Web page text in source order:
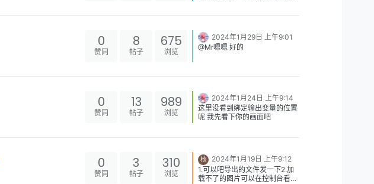
0
赞同
8
帖子
675
浏览
2024年1月29日 上午9:01
@Mr嗯嗯 好的
0
赞同
13
帖子
989
浏览
2024年1月24日 上午9:14
这里没看到绑定输出变量的位置
呢 我先看下你的画面吧
0
赞同
3
帖子
310
浏览
核
2024年1月19日 上午9:12
1.可以吧导出的文件发一下2.加
载不了的图片可以在控制台看请